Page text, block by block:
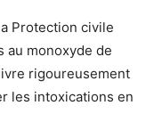
Protection civile
au monoxyde de
rigoureusement
les intoxications en